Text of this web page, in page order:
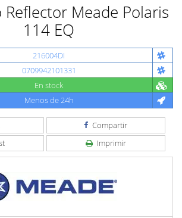
Reflector Meade Polaris
114 EQ
216004DI
0709942101331
En stock
Menos de 24h
Compartir
Imprimir